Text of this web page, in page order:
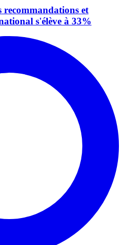
recommandations et
s'élève à 33%